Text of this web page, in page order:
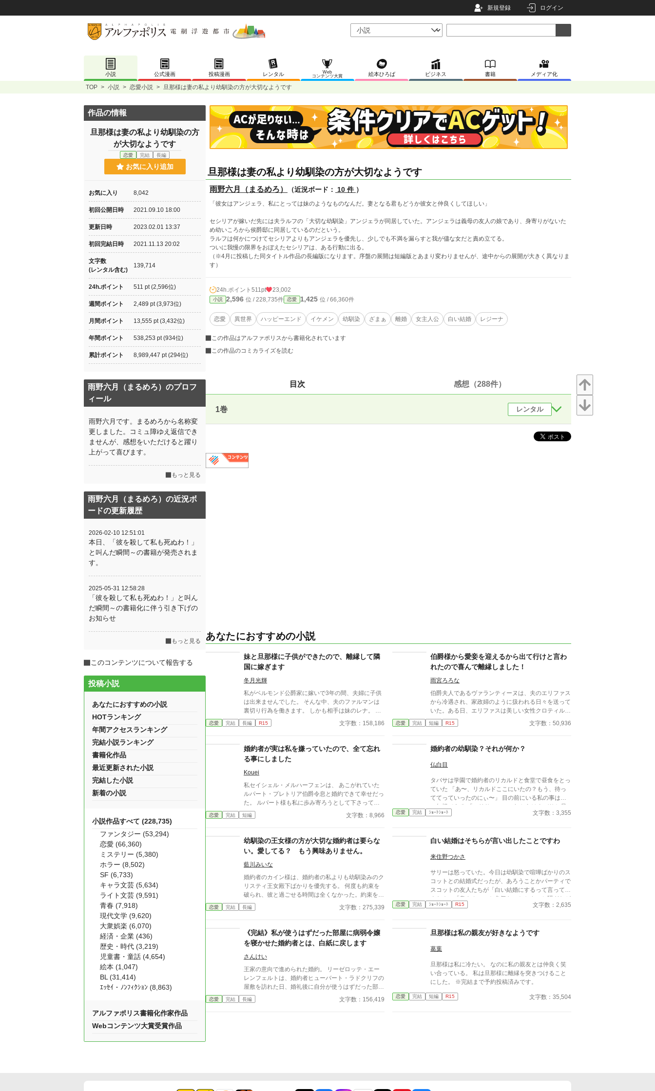
新規登録 ログイン
小説 公式漫画 投稿漫画 レンタル
Web
コンテンツ大賞
絵本ひろば ビジネス 書籍 メディア化
TOP > 小説 > 恋愛小説 > 旦那様は妻の私より幼馴染の方が大切なようです
旦那様は妻の私より幼馴染の方が大切なようです
雨野六月（まるめろ） （近況ボード： 10 件 ）
「彼女はアンジェラ、私にとっては妹のようなものなんだ。妻となる君もどうか彼女と仲良くしてほしい」
セシリアが嫁いだ先には夫ラルフの「大切な幼馴染」アンジェラが同居していた。アンジェラは義母の友人の娘であり、身寄りがないた
め幼いころから侯爵邸に同居しているのだという。
ラルフは何かにつけてセシリアよりもアンジェラを優先し、少しでも不満を漏らすと我が儘な女だと責め立てる。
ついに我慢の限界をおぼえたセシリアは、ある行動に出る。
（※4月に投稿した同タイトル作品の長編版になります。序盤の展開は短編版とあまり変わりませんが、途中からの展開が大きく異なりま
す）
24h.ポイント 511pt 23,002
小説 2,596 位 / 228,735件 恋愛 1,425 位 / 66,360件
恋愛 異世界 ハッピーエンド イケメン 幼馴染 ざまぁ 離婚 女主人公 白い結婚 レジーナ
この作品はアルファポリスから書籍化されています
この作品のコミカライズを読む
目次 感想（288件）
1巻 レンタル
あなたにおすすめの小説
妹と旦那様に子供ができたので、離縁して隣
国に嫁ぎます
冬月光輝
私がベルモンド公爵家に嫁いで3年の間、夫婦に子供
は出来ませんでした。 そんな中、夫のファルマンは
裏切り行為を働きます。 しかも相手は妹のレナ。 最
初は夫を叱っていた義両親でしたが、レナに子供が出
来たと知ると私を責めだしました。 夫も婚約中から
婚約破棄していればと謝罪すらしません。 最後に
は、二人と子供の幸せを害する権利はないと言われて
離縁させられてしまいます。 それからまもなくし
て、隣国の王子であるレオン殿下が我が家に現れまし
た。 「約束どおり、私の妻になってもらうぞ」 確か
にそんな約束をした覚えがあるような気がしますが、
殿下はまだ5歳だったような……。 言われるがまま
に、隣国へ向かった私。 その頃になって、子供が出
来ない理由は元旦那にあることが発覚して――。 ベ
第16話〜です
恋愛 完結 長編 R15 文字数：158,186
伯爵様から愛妾を迎えるから出て行けと言わ
れたので喜んで離縁しました！
雨宮ろろな
伯爵夫人であるヴァランティーヌは、夫のエリファス
から冷遇され、家政婦のように扱われる日々を送って
いた。ある日、エリファスは美しい女性クロティルド
を本邸に連れ帰り、「彼女を愛妾にする。お前との婚
姻は終わりだ」と冷酷に離縁を言い渡す。ヴァランテ
れて館を去った。 自由の身となった彼女を待ってい
たのは、以前から彼女の類まれなる意匠の才能と清ら
かな心を慕っていた、隣国の若き公爵カジミールだっ
を取り戻していくヴァランティーヌ。 一方、彼女を
失った伯爵邸は、ヴァランティーヌの細やかな差配が
なくなったことで急速に機能不全に陥り、没落の一途
をたどる。激しい後悔に苛まれたエリファスは彼女を
連れ戻そうとするが、そこには驚くべき真実と、完璧
恋愛 完結 短編 R15 文字数：50,936
婚約者が実は私を嫌っていたので、全て忘れ
る事にしました
Kouei
私セイシェル・メルハーフェンは、 あこがれていた
ルパート・プレトリア伯爵令息と婚約できて幸せだっ
た。 ルパート様も私に歩み寄ろうとして下さってい
る。 けれど私は聞いてしまった。ルパート様の本音
を。 『我慢するしかない』 『彼女といると疲れる』
思っていたの？ だから私は決めました。 あなたを忘
れようと… ※この作品は、他投稿サイトにも公開し
ています。
恋愛 完結 短編 文字数：8,966
婚約者の幼馴染？それが何か？
仏白目
タバサは学園で婚約者のリカルドと食堂で昼食をとっ
ていた 「あ〜、リカルドここにいたの？もう、待っ
ててっていったのにぃ〜」 目の前にいる私の事はガ
ン無視である 「マリサ・・・これからはタバサと昼
食は一緒にとるから、君は遠慮してくれないか？」
の？」 ん？愛し合っていた？今聞き捨てならない言
めてくれ！僕たちは幼馴染ってだけだろう？」 「そ
してワアワア泣き出した、およそ貴族令嬢とは思えな
い姿を晒している この騒ぎ自体 とんだ恥晒しだ
わ タバサは席を立ち 冷めた目でリカルドを見る
と、「この事は父に相談します、お先に失礼します
恋愛 完結 ｼｮｰﾄｼｮｰﾄ 文字数：3,355
幼馴染の王女様の方が大切な婚約者は要らな
い。愛してる？ もう興味ありません。
藍川みいな
婚約者のカイン様は、婚約者の私よりも幼馴染みのク
リスティ王女殿下ばかりを優先する。 何度も約束を
破られ、彼と過ごせる時間は全くなかった。約束を破
る理由はいつだって、「クリスティが……」だ。 同
じ学園に通っているのに、私はまるで他人のよう。毎
ことさえ彼は気付かない。 もうやめる。 カイン様と
の婚約は解消する。 でもなぜか、別れを告げたのに
彼が付きまとってくる。 愛してる？ 私はもう、あな
たに興味はありません！ 一度完結したのですが、続
編を書くことにしました。読んでいただけると嬉しい
です。 いつもありがとうございます。 設定ゆるゆる
の、架空の世界のお話です。 沢山の感想ありがとう
ございます。返信出来ず、申し訳ありません。
恋愛 完結 長編 文字数：275,339
白い結婚はそちらが言い出したことですわ
来住野つかさ
サリーは怒っていた。今日は幼馴染で喧嘩ばかりのス
コットとの結婚式だったが、あろうことかパーティで
スコットの友人たちが「白い結婚にするって言ってた
よな？」「奥さんのこと色気ないとかさ」と騒ぎなが
ら話している。スコットがその気なら喧嘩買うわよ！
恋愛 完結 ｼｮｰﾄｼｮｰﾄ R15 文字数：2,635
《完結》私が使うはずだった部屋に病弱令嬢
を寝かせた婚約者とは、白紙に戻します
さんけい
王家の意向で進められた婚約。 リーゼロッテ・エー
レンフェルトは、婚約者ヒューバート・ラドクリフの
屋敷を訪れた日、婚礼後に自分が使うはずだった部屋
で、病弱な男爵令嬢アネットが眠っているのを見る。
「君なら分かってくれると思った」 ヒューバートは
恋愛 完結 長編 文字数：156,419
旦那様は私の親友が好きなようです
葛葉
旦那様は私に冷たい。 なのに私の親友とは仲良く笑
い合っている。 私は旦那様に離縁を突きつけること
にした。 ※完結まで予約投稿済みです。
恋愛 完結 短編 R15 文字数：35,504
作品の情報
旦那様は妻の私より幼馴染の方
が大切なようです
恋愛 完結 長編
お気に入り追加
お気に入り 8,042
初回公開日時 2021.09.10 18:00
更新日時 2023.02.01 13:37
初回完結日時 2021.11.13 20:02
文字数
(レンタル含む)
139,714
24h.ポイント 511 pt (2,596位)
週間ポイント 2,489 pt (3,973位)
月間ポイント 13,555 pt (3,432位)
年間ポイント 538,253 pt (934位)
累計ポイント 8,989,447 pt (294位)
雨野六月（まるめろ）のプロフ
ィール
雨野六月です。まるめろから名称変
更しました。コミュ障ゆえ返信でき
ませんが、感想をいただけると躍り
上がって喜びます。
もっと見る
雨野六月（まるめろ）の近況ボ
ードの更新履歴
2026-02-10 12:51:01
本日、「彼を殺して私も死ぬわ！」
と叫んだ瞬間～の書籍が発売されま
す。
2025-05-31 12:58:28
「彼を殺して私も死ぬわ！」と叫ん
だ瞬間～の書籍化に伴う引き下げの
お知らせ
もっと見る
このコンテンツについて報告する
投稿小説
あなたにおすすめの小説
HOTランキング
年間アクセスランキング
完結小説ランキング
書籍化作品
最近更新された小説
完結した小説
新着の小説
小説作品すべて (228,735)
ファンタジー (53,294)
恋愛 (66,360)
ミステリー (5,380)
ホラー (8,502)
SF (6,733)
キャラ文芸 (5,634)
ライト文芸 (9,591)
青春 (7,918)
現代文学 (9,620)
大衆娯楽 (6,070)
経済・企業 (436)
歴史・時代 (3,219)
児童書・童話 (4,654)
絵本 (1,047)
BL (31,414)
ｴｯｾｲ・ﾉﾝﾌｨｸｼｮﾝ (8,863)
アルファポリス書籍化作家作品
Webコンテンツ大賞受賞作品